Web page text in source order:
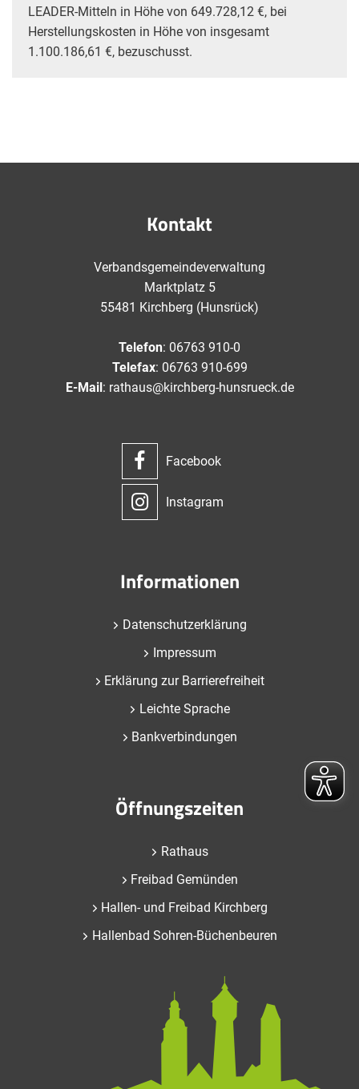
LEADER-Mitteln in Höhe von 649.728,12 €, bei
Herstellungskosten in Höhe von insgesamt
1.100.186,61 €, bezuschusst.
Kontakt
Verbandsgemeindeverwaltung
Marktplatz 5
55481 Kirchberg (Hunsrück)
Telefon: 06763 910-0
Telefax: 06763 910-699
E-Mail: rathaus@kirchberg-hunsrueck.de
Facebook
Instagram
Informationen
Datenschutzerklärung
Impressum
Erklärung zur Barrierefreiheit
Leichte Sprache
Bankverbindungen
Öffnungszeiten
Rathaus
Freibad Gemünden
Hallen- und Freibad Kirchberg
Hallenbad Sohren-Büchenbeuren